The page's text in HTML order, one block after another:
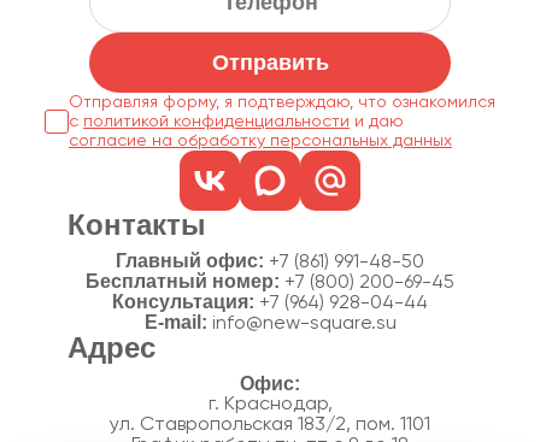
Отправить
Отправляя форму, я подтверждаю, что ознакомился
с политикой конфиденциальности
согласие на обработку персональных данных
Контакты
Главный офис: +7 (861) 991-48-50
Бесплатный номер: +7 (800) 200-69-45
Консультация: +7 (964) 928-04-44
E-mail: info@new-square.su
Адрес
г. Краснодар,
ул. Ставропольская 183/2, пом. 1101